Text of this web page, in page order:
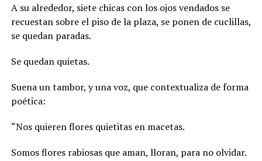
A su alrededor, siete chicas con los ojos vendados se
recuestan sobre el piso de la plaza, se ponen de cuclillas,
se quedan paradas.
Se quedan quietas.
Suena un tambor, y una voz, que contextualiza de forma
poética:
“Nos quieren flores quietitas en macetas.
Somos flores rabiosas que aman, lloran, para no olvidar.